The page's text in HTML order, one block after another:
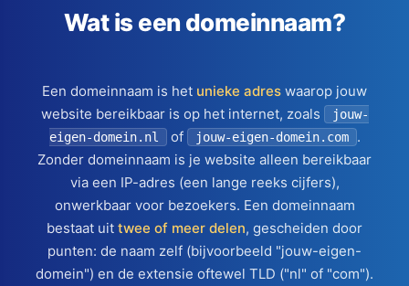
Wat is een domeinnaam?
Een domeinnaam is het unieke adres waarop jouw
website bereikbaar is op het internet, zoals
jouw-
eigen-domein.nl
of jouw-eigen-domein.com
.
Zonder domeinnaam is je website alleen bereikbaar
via een IP-adres (een lange reeks cijfers),
onwerkbaar voor bezoekers. Een domeinnaam
bestaat uit twee of meer delen, gescheiden door
punten: de naam zelf (bijvoorbeeld "jouw-eigen-
domein") en de extensie oftewel TLD ("nl" of "com").